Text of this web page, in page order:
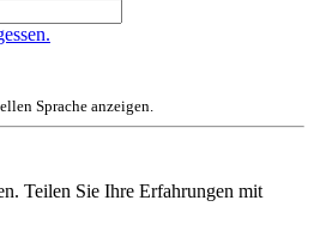
Sprache anzeigen.
Teilen Sie Ihre Erfahrungen mit